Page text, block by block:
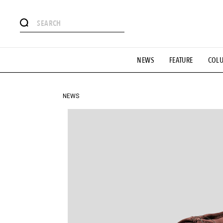
NEWS FEATURE
#憧れの逸品 #ESSENTIAL
#GH 銘品の所以 #フイナムのYouTube #Commune H
#HANDSOME HANDBOOK
NEWS